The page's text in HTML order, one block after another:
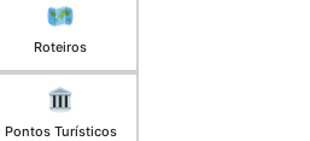
Roteiros
Pontos Turísticos